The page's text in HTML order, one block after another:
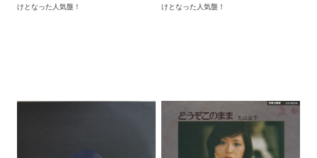
けとなった人気盤！
けとなった人気盤！